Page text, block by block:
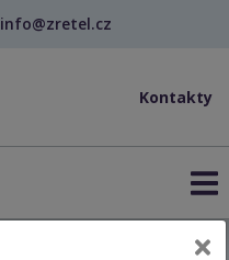
info@zretel.cz
Kontakty